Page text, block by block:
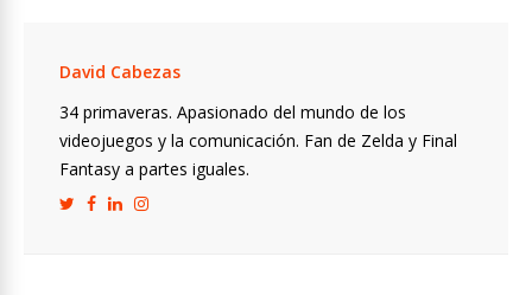
David Cabezas
34 primaveras. Apasionado del mundo de los
videojuegos y la comunicación. Fan de Zelda y Final
Fantasy a partes iguales.